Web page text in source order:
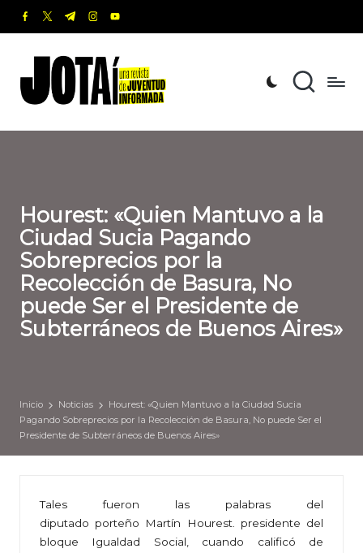
Saltar
contenido
facebook.com
twitter.com
t.me instagram.com
youtube.com
o
t
revista
de
Informada
Hourest: «Quien Mantuvo a la
Ciudad Sucia Pagando
Sobreprecios por la
Recolección de Basura, No
puede Ser el Presidente de
Subterráneos de Buenos Aires»
Inicio Noticias
Hourest: «Quien Mantuvo a la Ciudad Sucia
Pagando Sobreprecios por la Recolección de Basura, No puede Ser el
Presidente de Subterráneos de Buenos Aires»
Tales fueron las palabras del
diputado porteño Martín Hourest. presidente del
bloque Igualdad Social, cuando calificó de